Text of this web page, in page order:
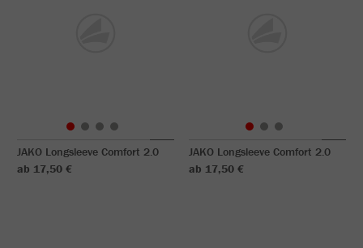
JAKO Longsleeve Comfort 2.0
ab 17,50 €
JAKO Longsleeve Comfort 2.0
ab 17,50 €